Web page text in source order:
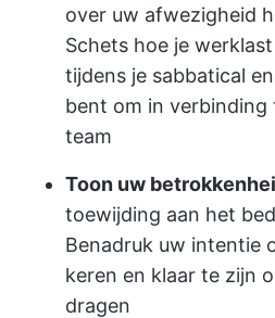
over uw afwezigheid
Schets hoe je
tijdens je sabbatical
bent om in verbinding
team
Toon uw
toewijding aan het
Benadruk uw intentie
keren en klaar te zijn
dragen